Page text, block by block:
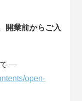
開業前からご入
て ―
open-